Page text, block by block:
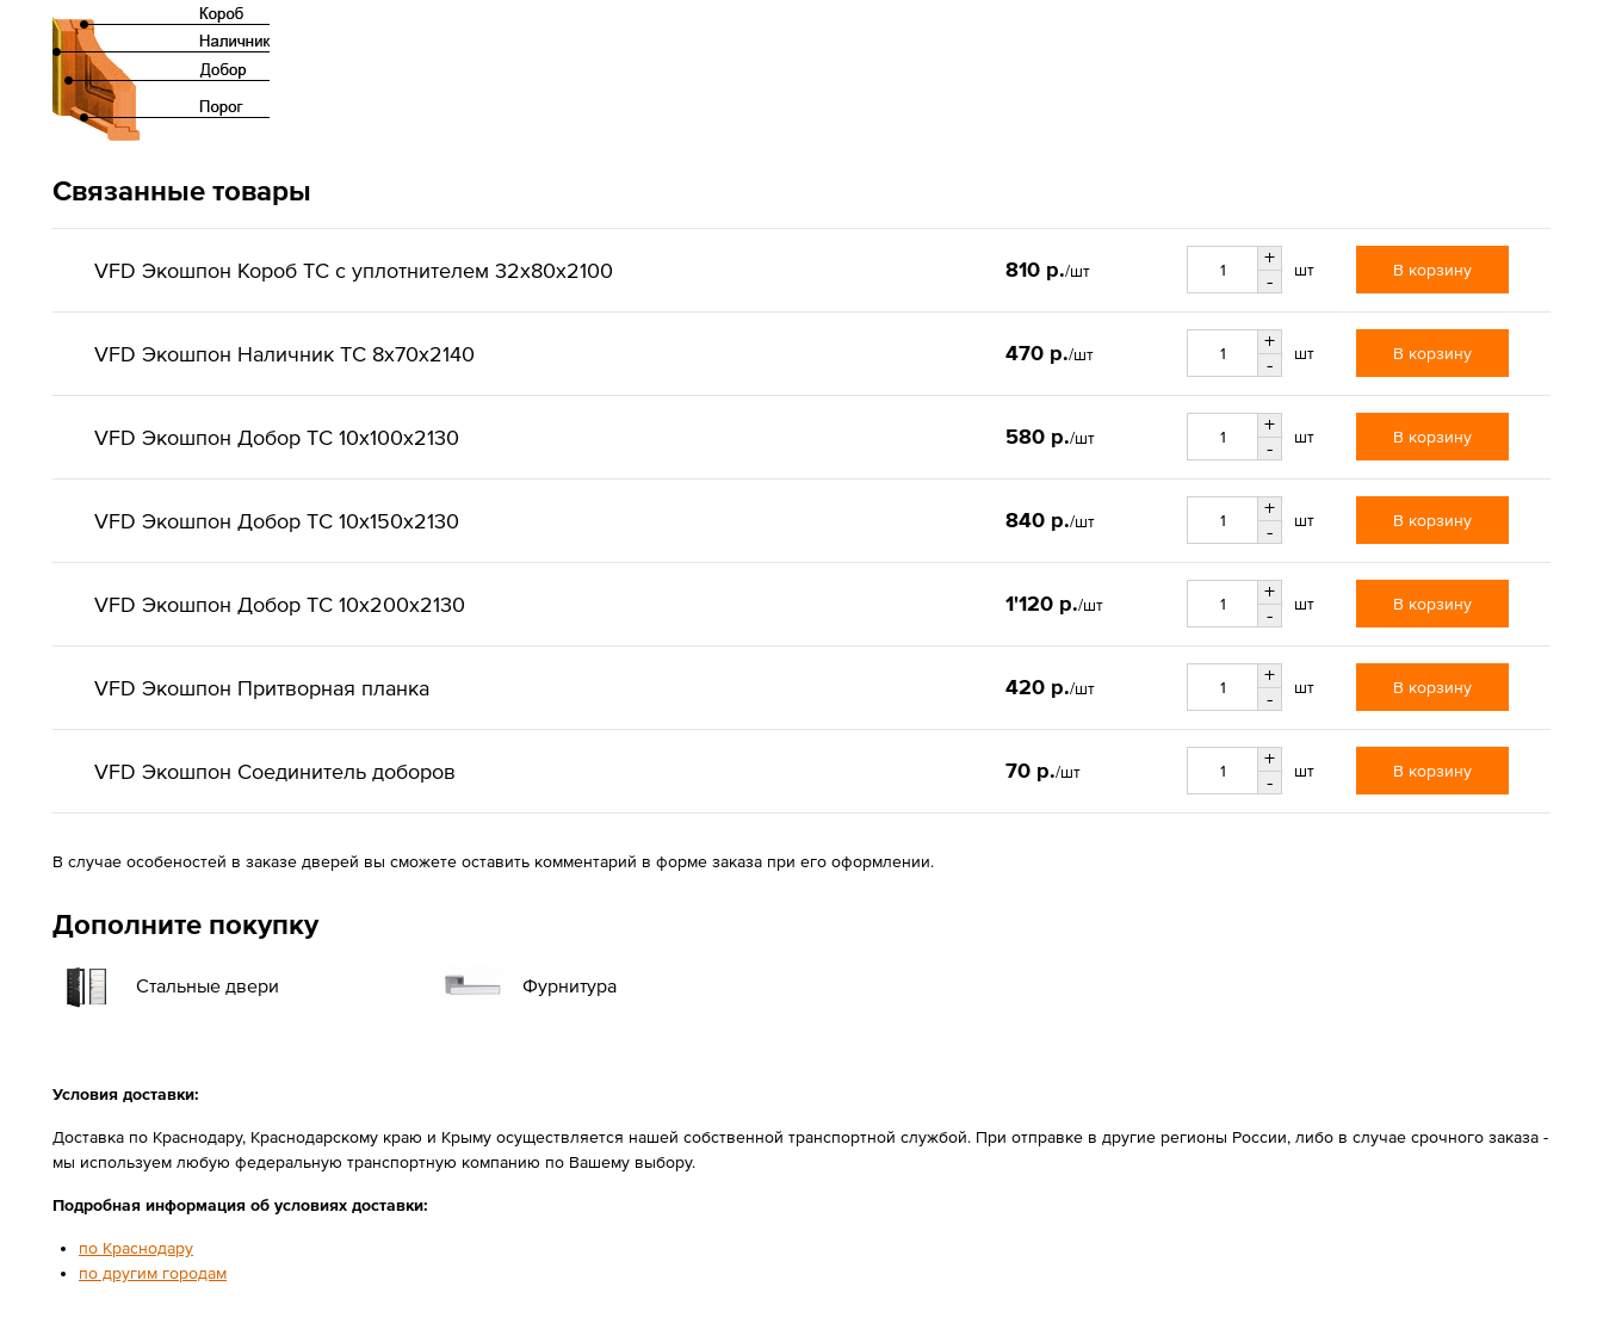
Связанные товары
VFD Экошпон Короб ТС с уплотнителем 32x80x2100 810 р./шт
+
-
шт В корзину
VFD Экошпон Наличник ТС 8x70x2140 470 р./шт
+
-
шт В корзину
VFD Экошпон Добор ТС 10x100x2130 580 р./шт
+
-
шт В корзину
VFD Экошпон Добор ТС 10x150x2130 840 р./шт
+
-
шт В корзину
VFD Экошпон Добор ТС 10x200x2130 1'120 р./шт
+
-
шт В корзину
VFD Экошпон Притворная планка 420 р./шт
+
-
шт В корзину
VFD Экошпон Соединитель доборов 70 р./шт
+
-
шт В корзину
В случае особеностей в заказе дверей вы сможете оставить комментарий в форме заказа при его оформлении.
Дополните покупку
Стальные двери Фурнитура
Условия доставки:
Доставка по Краснодару, Краснодарскому краю и Крыму осуществляется нашей собственной транспортной службой. При отправке в другие регионы России, либо в случае срочного заказа -
мы используем любую федеральную транспортную компанию по Вашему выбору.
Подробная информация об условиях доставки:
по Краснодару
по другим городам